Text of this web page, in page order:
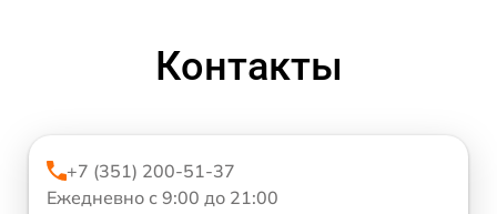
Контакты
+7 (351) 200-51-37
Ежедневно с 9:00 до 21:00